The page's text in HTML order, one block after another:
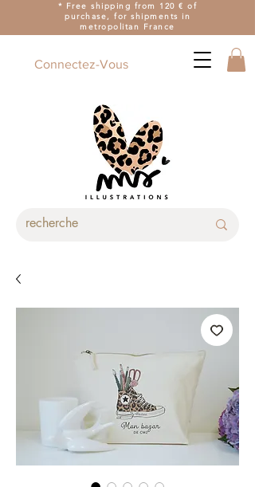
* Free shipping from 120 € of
purchase, for shipments in
metropolitan France
Connectez-Vous